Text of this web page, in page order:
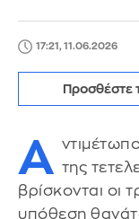
17:21, 11.06.2026
Προσθέστε
Α της
βρίσκονται οι
υπόθεση